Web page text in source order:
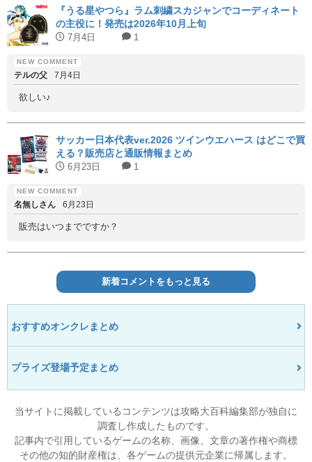
『うる星やつら』ラム刺繍スカジャンでコーディネート
の主役に！発売は2026年10月上旬
7月4日 1
テルの父 7月4日
欲しい♪
サッカー日本代表ver.2026 ツインウエハース はどこで買
える？販売店と通販情報まとめ
6月23日 1
名無しさん 6月23日
販売はいつまでですか？
新着コメントをもっと見る
おすすめオンクレまとめ
プライズ登場予定まとめ
当サイトに掲載しているコンテンツは攻略大百科編集部が独自に
調査し作成したものです。
記事内で引用しているゲームの名称、画像、文章の著作権や商標
その他の知的財産権は、各ゲームの提供元企業に帰属します。